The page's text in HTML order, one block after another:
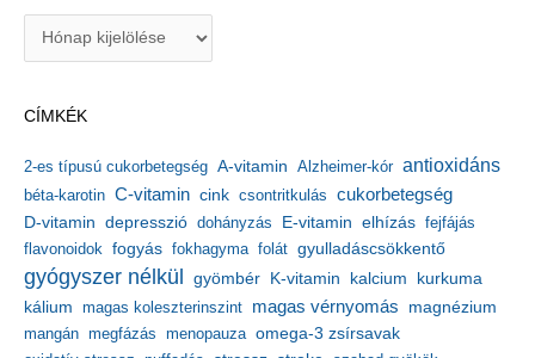
í
u
m
CÍMKÉK
2-es típusú cukorbetegség A-vitamin Alzheimer-kór antioxidáns
béta-karotin C-vitamin cink csontritkulás cukorbetegség
D-vitamin depresszió dohányzás E-vitamin elhízás fejfájás
flavonoidok fogyás fokhagyma folát gyulladáscsökkentő
gyógyszer nélkül gyömbér K-vitamin kalcium kurkuma
kálium magas koleszterinszint magas vérnyomás magnézium
mangán megfázás menopauza omega-3 zsírsavak